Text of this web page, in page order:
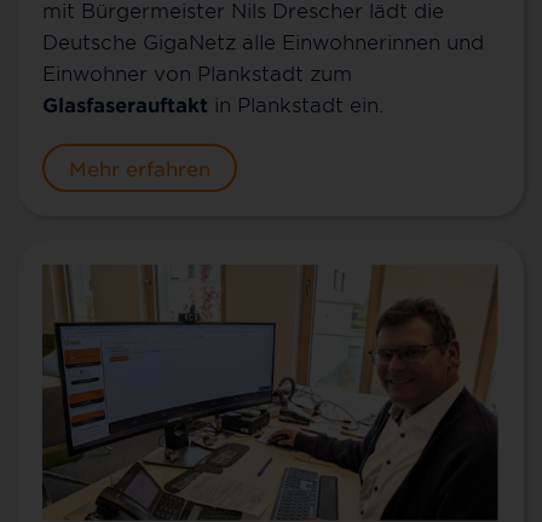
mit Bürgermeister Nils Drescher lädt die
Deutsche GigaNetz alle Einwohnerinnen und
Einwohner von Plankstadt zum
Glasfaserauftakt in Plankstadt ein.
Mehr erfahren